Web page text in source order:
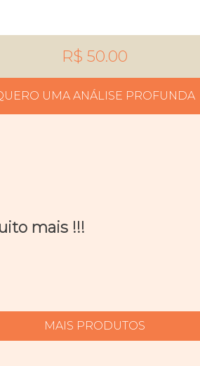
R$ 50.00
UMA ANÁLISE PROFUNDA
mais !!!
MAIS PRODUTOS